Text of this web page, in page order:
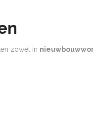
zowel in